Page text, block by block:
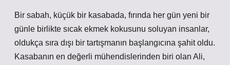
Bir sabah, küçük bir kasabada, fırında her gün yeni bir
günle birlikte sıcak ekmek kokusunu soluyan insanlar,
oldukça sıra dışı bir tartışmanın başlangıcına şahit oldu.
Kasabanın en değerli mühendislerinden biri olan Ali,